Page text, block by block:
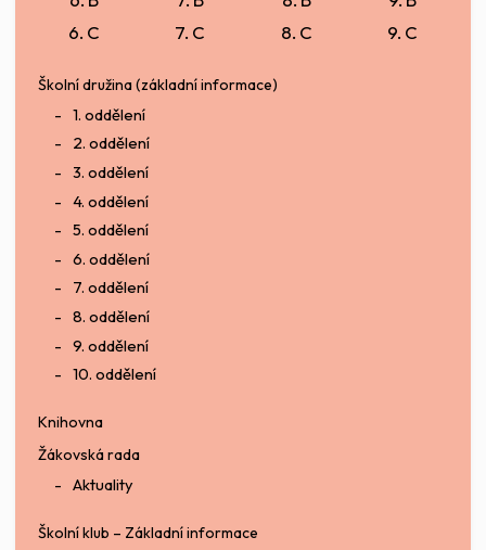
6. C
7. C
8. C
9. C
Školní družina (základní informace)
1. oddělení
2. oddělení
3. oddělení
4. oddělení
5. oddělení
6. oddělení
7. oddělení
8. oddělení
9. oddělení
10. oddělení
Knihovna
Žákovská rada
Aktuality
Školní klub – Základní informace